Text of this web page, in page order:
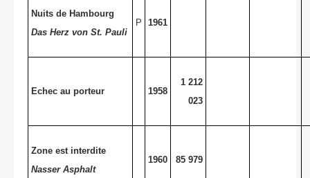
Nuits de Hambourg
Das Herz von St. Pauli
P 1961
Echec au porteur 1958
1 212
023
Zone est interdite
Nasser Asphalt
1960 85 979